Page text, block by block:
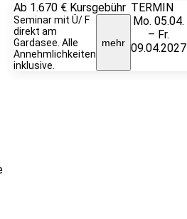
Ab 1.670 € Kursgebühr
Seminar mit Ü/ F
direkt am
Gardasee. Alle
Annehmlichkeiten
inklusive.
mehr
TERMIN
Mo. 05.04.
– Fr.
09.04.2027